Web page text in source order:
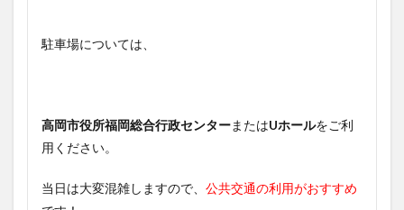
駐車場については、
高岡市役所福岡総合行政センターまたはUホールをご利
用ください。
当日は大変混雑しますので、 公共交通の利用がおすすめ